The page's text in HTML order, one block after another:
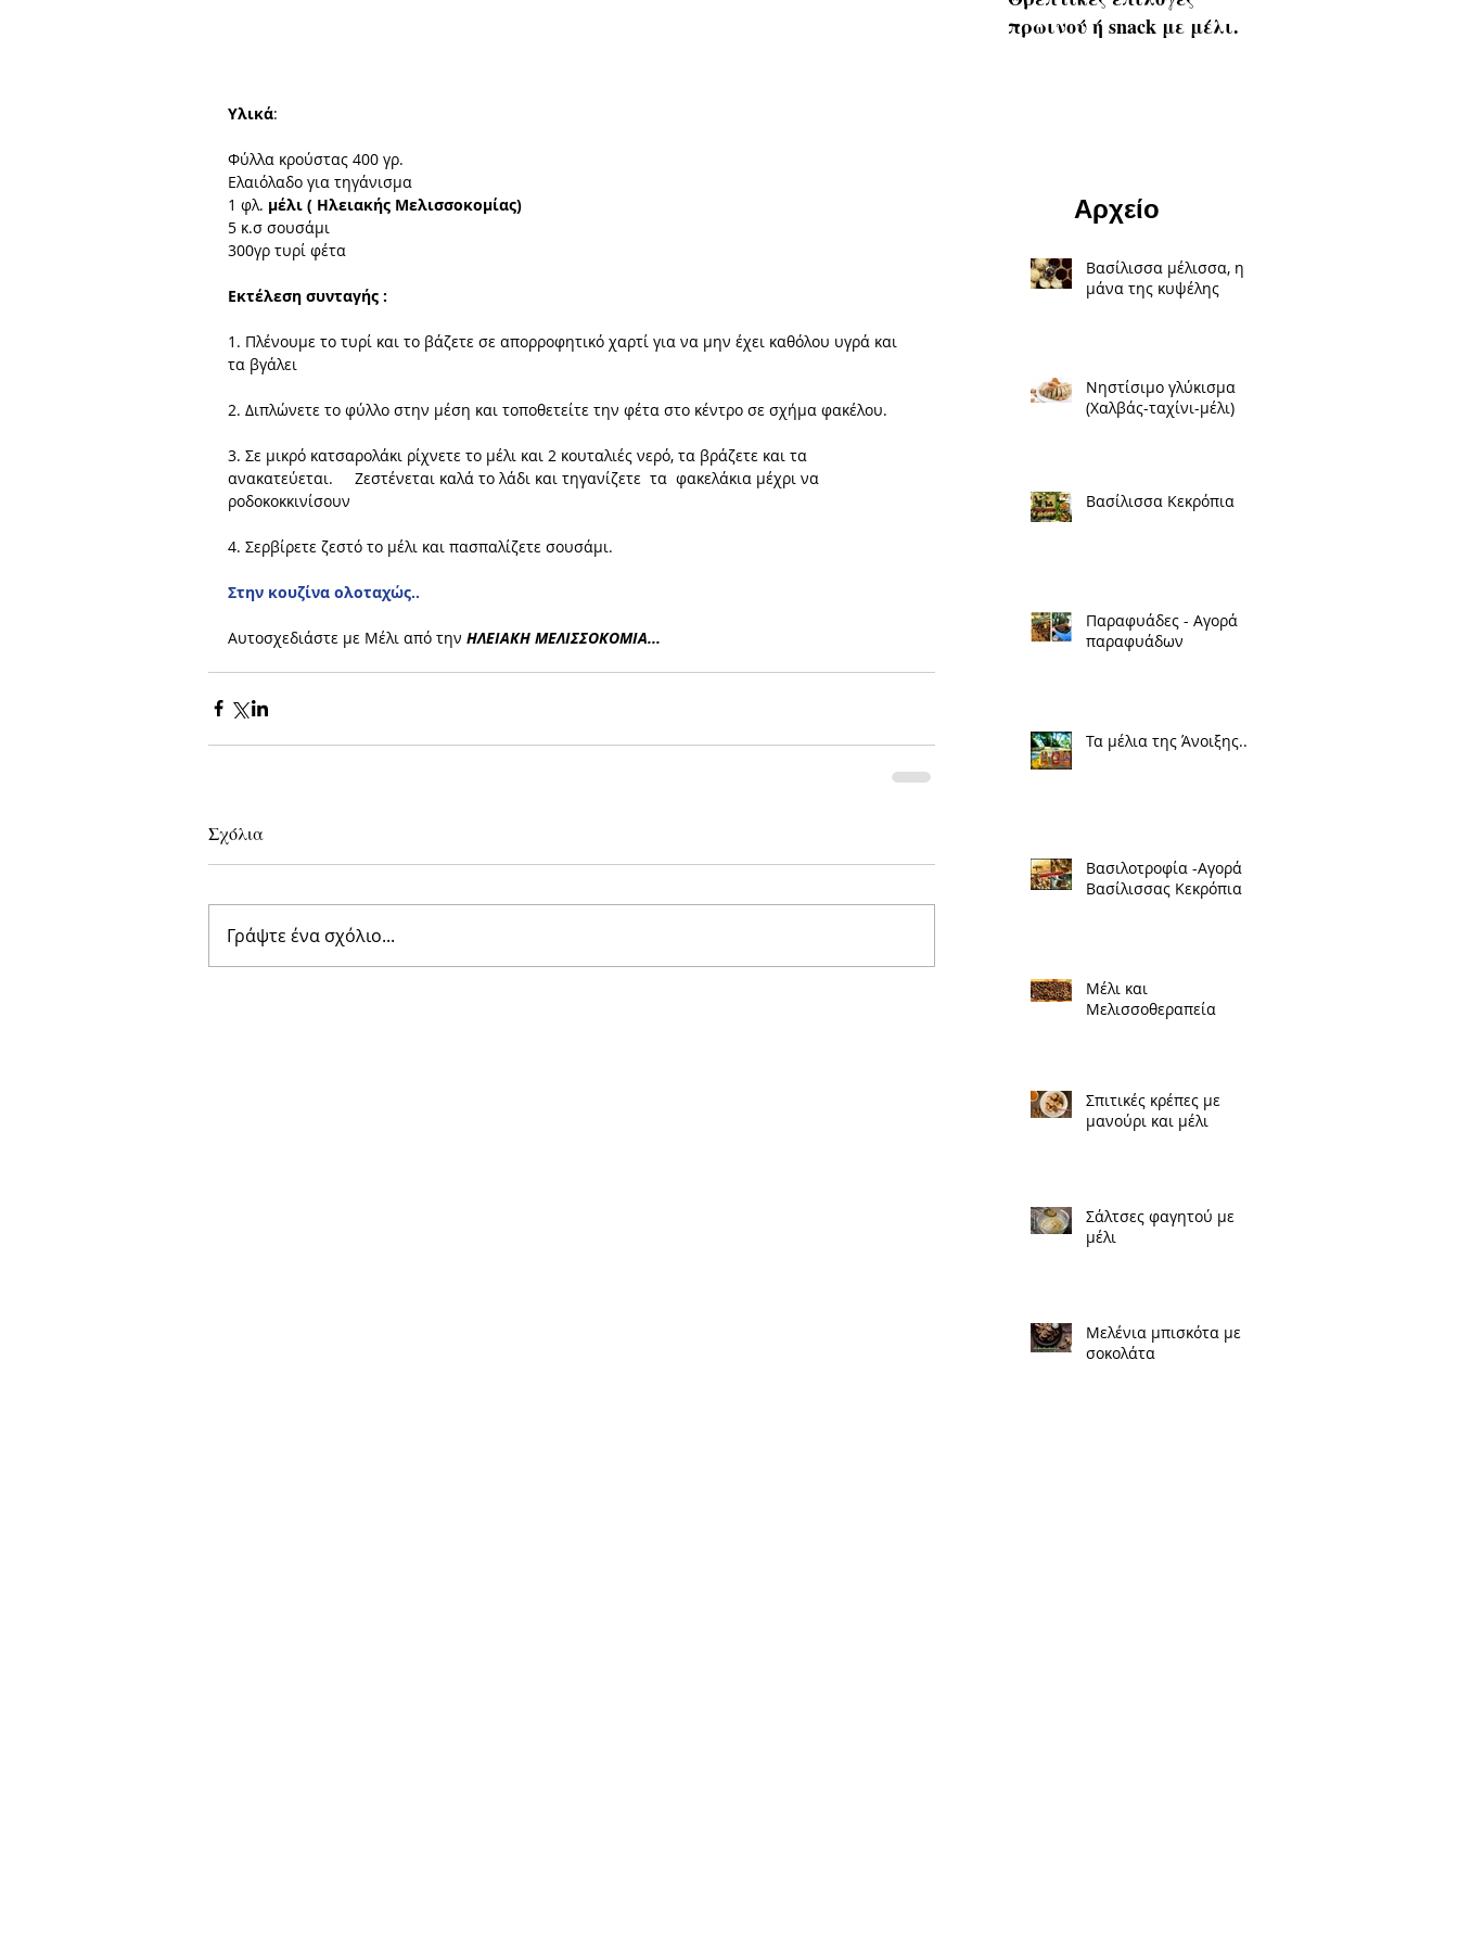
Υλικά:
Φύλλα κρούστας 400 γρ.
Ελαιόλαδο για τηγάνισμα
1 φλ. μέλι ( Ηλειακής Μελισσοκομίας)
5 κ.σ σουσάμι
300γρ τυρί φέτα
Εκτέλεση συνταγής :
1. Πλένουμε το τυρί και το βάζετε σε απορροφητικό χαρτί για να μην έχει καθόλου υγρά και
τα βγάλει
2. Διπλώνετε το φύλλο στην μέση και τοποθετείτε την φέτα στο κέντρο σε σχήμα φακέλου.
3. Σε μικρό κατσαρολάκι ρίχνετε το μέλι και 2 κουταλιές νερό, τα βράζετε και τα
ανακατεύεται.     Ζεστένεται καλά το λάδι και τηγανίζετε  τα  φακελάκια μέχρι να
ροδοκοκκινίσουν
4. Σερβίρετε ζεστό το μέλι και πασπαλίζετε σουσάμι.
Στην κουζίνα ολοταχώς..
Αυτοσχεδιάστε με Μέλι από την ΗΛΕΙΑΚΗ ΜΕΛΙΣΣΟΚΟΜΙΑ...
Σχόλια
Γράψτε ένα σχόλιο...
πρωινού ή snack με μέλι.
Αρχείο
Βασίλισσα μέλισσα, η
μάνα της κυψέλης
Νηστίσιμο γλύκισμα
(Χαλβάς-ταχίνι-μέλι)
Βασίλισσα Κεκρόπια
Παραφυάδες - Αγορά
παραφυάδων
Τα μέλια της Άνοιξης..
Βασιλοτροφία -Αγορά
Βασίλισσας Κεκρόπια
Μέλι και
Μελισσοθεραπεία
Σπιτικές κρέπες με
μανούρι και μέλι
Σάλτσες φαγητού με
μέλι
Μελένια μπισκότα με
σοκολάτα